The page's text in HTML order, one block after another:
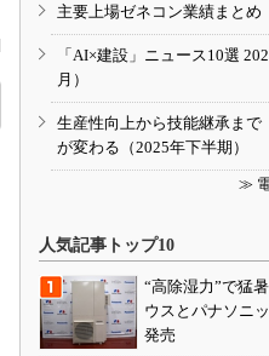
主要上場ゼネコン業績まとめ
「AI×建設」ニュース10選
月）
生産性向上から技能継承ま
が変わる（2025年下半期）
≫
人気記事トップ10
“高除湿力”で猛
ウスとパナソニ
発売